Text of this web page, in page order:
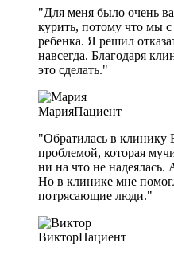
"Для меня было очень
курить, потому что мы
ребенка. Я решил
навсегда. Благодаря
это сделать."
МарияПациент
"Обратилась в клинику
проблемой, которая
ни на что не надеялась.
Но в клинике мне
потрясающие люди."
ВикторПациент